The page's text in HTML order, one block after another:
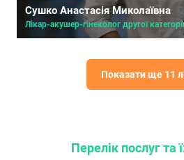
Сушко Анастасія Миколаївна
Показати ще 11
Перелік послугта